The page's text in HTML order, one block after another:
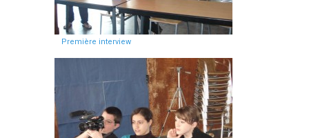
Première interview